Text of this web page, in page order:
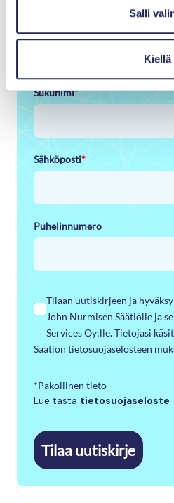
Salli
Kiellä
Sukunimi*
Sähköposti*
Puhelinnumero
Tilaan uutiskirjeen ja
John Nurmisen Säätiölle ja
Services Oy:lle. Tietojasi
Säätiön tietosuojaselosteen
*Pakollinen tieto
Lue tästä tietosuojaseloste
Tilaa uutiskirje